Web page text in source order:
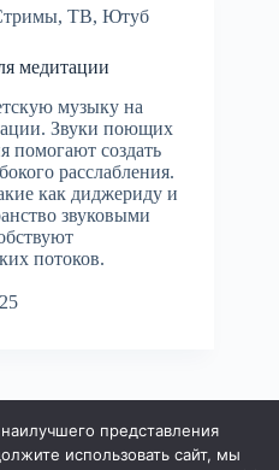
, ТВ, Ютуб
медитации
музыку на
Звуки поющих
помогают создать
расслабления.
как диджериду и
звуковыми
потоков.
представления
использовать сайт, мы